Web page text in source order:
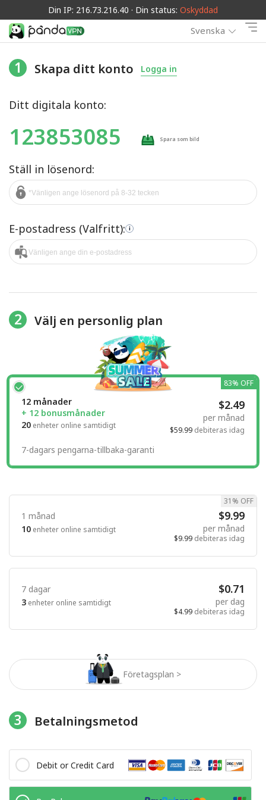
Din IP: 216.73.216.40 · Din status: Oskyddad
Svenska
1 Skapa ditt konto Logga in
Ditt digitala konto:
123853085 Spara som bild
Ställ in lösenord:
E-postadress (Valfritt): i
2 Välj en personlig plan
Företagsplan >
12 månader
+ 12 bonusmånader
20 enheter online samtidigt
$2.49
per månad
$59.99 debiteras idag
83% OFF
7-dagars pengarna-tillbaka-garanti
1 månad
10 enheter online samtidigt
$9.99
per månad
$9.99 debiteras idag
31% OFF
7 dagar
3 enheter online samtidigt
$0.71
per dag
$4.99 debiteras idag
3 Betalningsmetod
Debit or Credit Card